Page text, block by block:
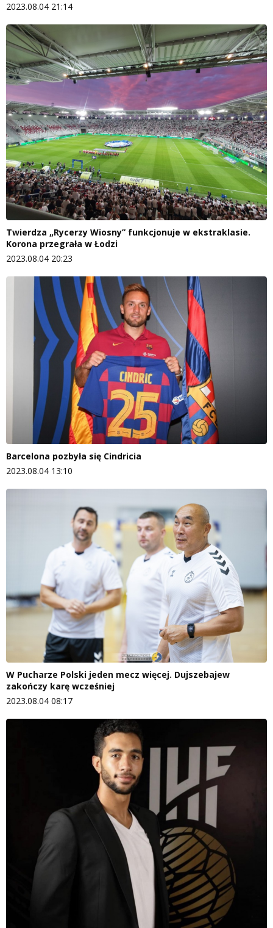
2023.08.04 21:14
Twierdza „Rycerzy Wiosny” funkcjonuje w ekstraklasie.
Korona przegrała w Łodzi
2023.08.04 20:23
Barcelona pozbyła się Cindricia
2023.08.04 13:10
W Pucharze Polski jeden mecz więcej. Dujszebajew
zakończy karę wcześniej
2023.08.04 08:17